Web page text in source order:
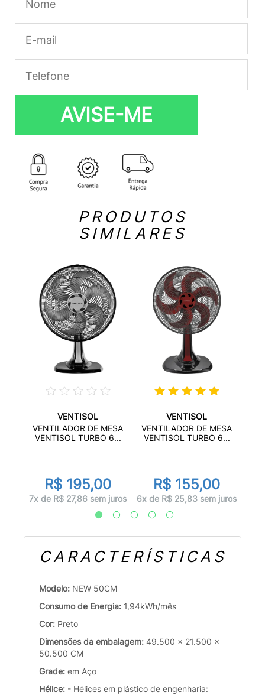
AVISE-ME
PRODUTOS
SIMILARES
VENTISOL
VENTILADOR DE MESA
VENTISOL TURBO 6...
R$ 195,00
7x de R$ 27,86 sem juros
VENTISOL
VENTILADOR DE MESA
VENTISOL TURBO 6...
R$ 155,00
6x de R$ 25,83 sem juros
CARACTERÍSTICAS
Modelo: NEW 50CM
Consumo de Energia: 1,94kWh/mês
Cor: Preto
Dimensões da embalagem: 49.500 x 21.500 x
50.500 CM
Grade: em Aço
Hélice: - Hélices em plástico de engenharia: